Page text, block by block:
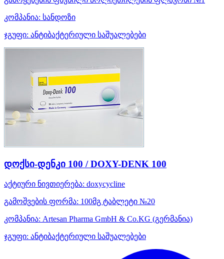
კომპანია: სანდოზი
ჯგუფი: ანტიბაქტერიული საშუალებები
დოქსი-დენკი 100 / DOXY-DENK 100
აქტიური ნივთიერება: doxycycline
გამოშვების ფორმა: 100მგ ტაბლეტი №20
კომპანია: Artesan Pharma GmbH & Co.KG (გერმანია)
ჯგუფი: ანტიბაქტერიული საშუალებები